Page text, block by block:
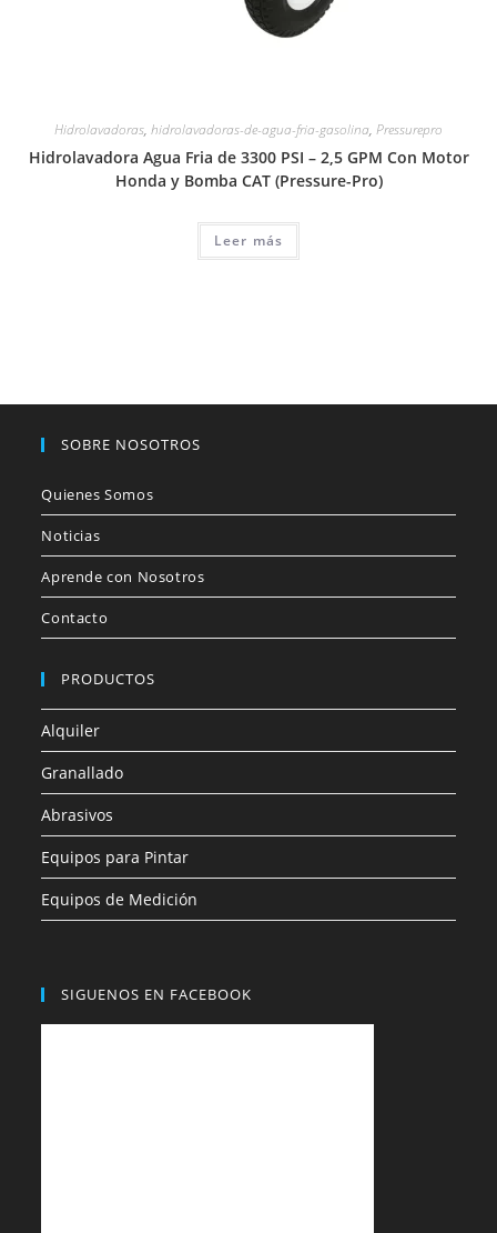
Hidrolavadoras, hidrolavadoras-de-agua-fria-gasolina, Pressurepro
Hidrolavadora Agua Fria de 3300 PSI – 2,5 GPM Con Motor
Honda y Bomba CAT (Pressure-Pro)
Leer más
SOBRE NOSOTROS
Quienes Somos
Noticias
Aprende con Nosotros
Contacto
PRODUCTOS
Alquiler
Granallado
Abrasivos
Equipos para Pintar
Equipos de Medición
SIGUENOS EN FACEBOOK